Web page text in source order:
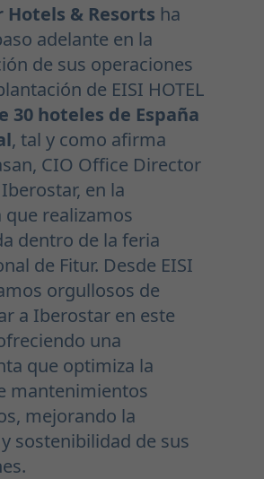
& Resorts ha
adelante en la
de sus operaciones
de EISI HOTEL
30 hoteles de España
, tal y como afirma
CIO Office Director
en la
realizamos
dentro de la feria
de Fitur. Desde EISI
orgullosos de
a Iberostar en este
una
que optimiza la
mantenimientos
mejorando la
sostenibilidad de sus